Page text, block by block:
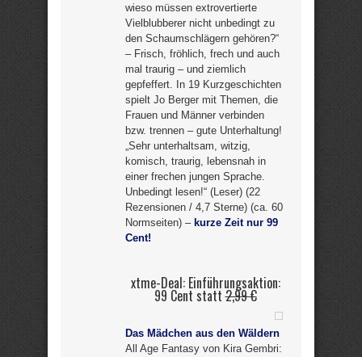
wieso müssen extrovertierte
Vielblubberer nicht unbedingt zu
den Schaumschlägern gehören?“
– Frisch, fröhlich, frech und auch
mal traurig – und ziemlich
gepfeffert. In 19 Kurzgeschichten
spielt Jo Berger mit Themen, die
Frauen und Männer verbinden
bzw. trennen – gute Unterhaltung!
„Sehr unterhaltsam, witzig,
komisch, traurig, lebensnah in
einer frechen jungen Sprache.
Unbedingt lesen!“ (Leser) (22
Rezensionen / 4,7 Sterne) (ca. 60
Normseiten) – kurze Zeit nur 99
Cent!
xtme-Deal: Einführungsaktion:
99 Cent statt2,99 €
Das Mädchen aus den Wäldern
All Age Fantasy von Kira Gembri: